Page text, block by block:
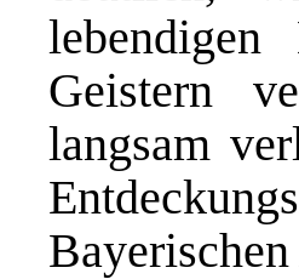
Geistern
langsam